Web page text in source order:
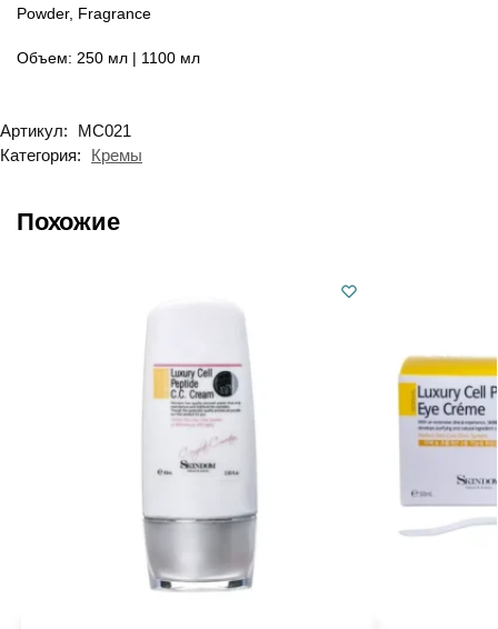
Powder, Fragrance
Объем: 250 мл | 1100 мл
Артикул:
MC021
Категория:
Кремы
Похожие